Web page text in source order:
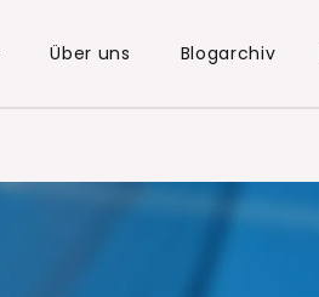
Über uns Blogarchiv